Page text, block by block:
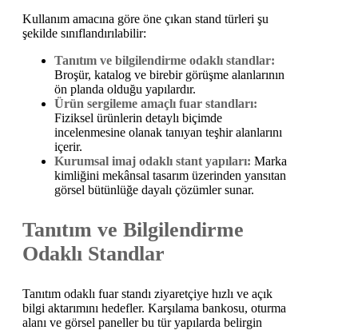
Kullanım amacına göre öne çıkan stand türleri şu
şekilde sınıflandırılabilir:
Tanıtım ve bilgilendirme odaklı standlar:
Broşür, katalog ve birebir görüşme alanlarının
ön planda olduğu yapılardır.
Ürün sergileme amaçlı fuar standları:
Fiziksel ürünlerin detaylı biçimde
incelenmesine olanak tanıyan teşhir alanlarını
içerir.
Kurumsal imaj odaklı stant yapıları: Marka
kimliğini mekânsal tasarım üzerinden yansıtan
görsel bütünlüğe dayalı çözümler sunar.
Tanıtım ve Bilgilendirme
Odaklı Standlar
Tanıtım odaklı fuar standı ziyaretçiye hızlı ve açık
bilgi aktarımını hedefler. Karşılama bankosu, oturma
alanı ve görsel paneller bu tür yapılarda belirgin